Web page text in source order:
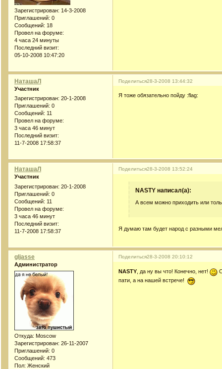
Зарегистрирован: 14-3-2008
Приглашений: 0
Сообщений: 18
Провел на форуме:
4 часа 24 минуты
Последний визит:
05-10-2008 10:47:20
Поделиться28-3-2008 13:44:32
НаташаЛ
Участник
Зарегистрирован: 20-1-2008
Приглашений: 0
Сообщений: 11
Провел на форуме:
3 часа 46 минут
Последний визит:
11-7-2008 17:58:37
Я тоже обязательно пойду :flag:
Поделиться28-3-2008 13:52:24
НаташаЛ
Участник
Зарегистрирован: 20-1-2008
Приглашений: 0
Сообщений: 11
Провел на форуме:
3 часа 46 минут
Последний визит:
11-7-2008 17:58:37
NASTY написал(а):
А всем можно приходить или
Я думаю там будет народ с разными
Поделиться28-3-2008 20:10:12
gljasse
Администратор
Откуда: Moscow
Зарегистрирован: 26-11-2007
Приглашений: 0
Сообщений: 473
Пол: Женский
NASTY , да ну вы что! Конечно, нет!
пати, а на нашей встрече!